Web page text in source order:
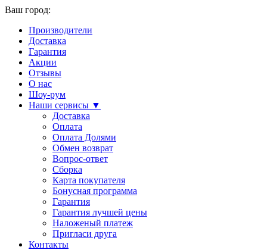
Ваш город:
Производители
Доставка
Гарантия
Акции
Отзывы
О нас
Шоу-рум
Наши сервисы ▼
Доставка
Оплата
Оплата Долями
Обмен возврат
Вопрос-ответ
Сборка
Карта покупателя
Бонусная программа
Гарантия
Гарантия лучшей цены
Наложеный платеж
Пригласи друга
Контакты